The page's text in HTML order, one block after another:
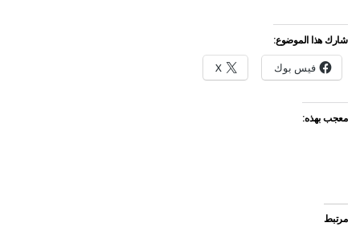
شارك هذا الموضوع:
فيس بوك X
معجب بهذه:
مرتبط